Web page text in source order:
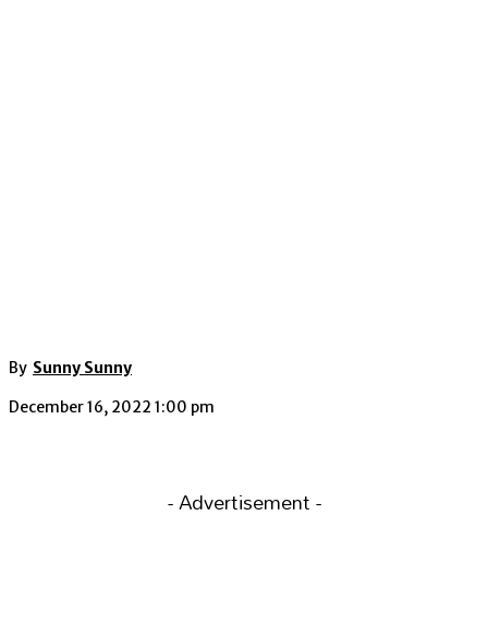
By Sunny Sunny
December 16, 2022 1:00 pm
- Advertisement -